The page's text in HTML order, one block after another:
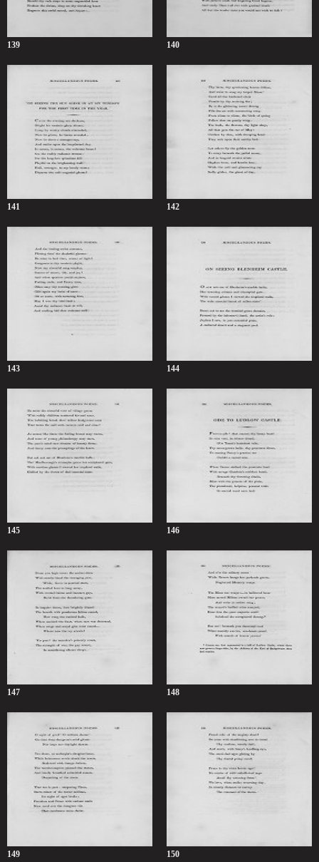
139 140
141 142
143 144
145 146
147 148
149 150